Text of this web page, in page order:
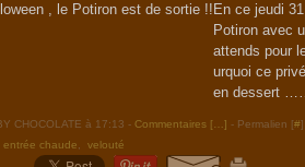
En ce jeudi
Potiron avec
attends pour
urquoi ce
en dessert
CHOCOLATE à 17:13 - Commentaires [ ] - Permalien [#]
entrée chaude velouté